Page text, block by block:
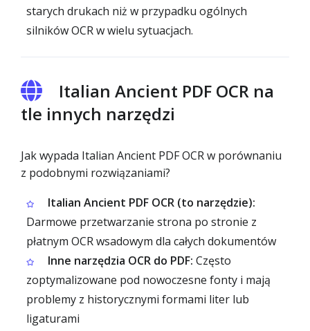
starych drukach niż w przypadku ogólnych
silników OCR w wielu sytuacjach.
Italian Ancient PDF OCR na
tle innych narzędzi
Jak wypada Italian Ancient PDF OCR w porównaniu
z podobnymi rozwiązaniami?
Italian Ancient PDF OCR (to narzędzie):
Darmowe przetwarzanie strona po stronie z
płatnym OCR wsadowym dla całych dokumentów
Inne narzędzia OCR do PDF: Często
zoptymalizowane pod nowoczesne fonty i mają
problemy z historycznymi formami liter lub
ligaturami